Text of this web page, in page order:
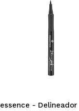
essence - Delineador